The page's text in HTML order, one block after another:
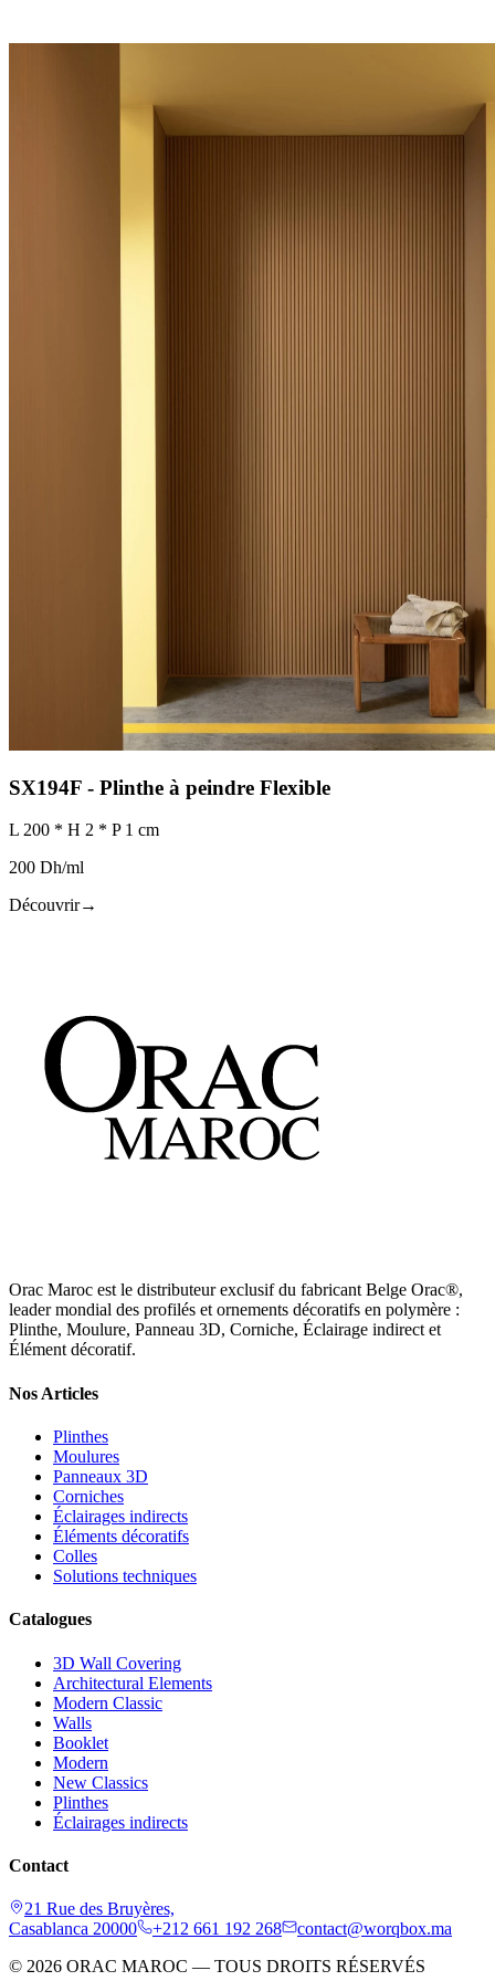
SX194F - Plinthe à peindre Flexible
L 200 * H 2 * P 1 cm
200 Dh/ml
Découvrir→
Orac Maroc est le distributeur exclusif du fabricant Belge Orac®,
leader mondial des profilés et ornements décoratifs en polymère :
Plinthe, Moulure, Panneau 3D, Corniche, Éclairage indirect et
Élément décoratif.
Nos Articles
Plinthes
Moulures
Panneaux 3D
Corniches
Éclairages indirects
Éléments décoratifs
Colles
Solutions techniques
Catalogues
3D Wall Covering
Architectural Elements
Modern Classic
Walls
Booklet
Modern
New Classics
Plinthes
Éclairages indirects
Contact
21 Rue des Bruyères,
Casablanca 20000
+212 661 192 268
contact@worqbox.ma
© 2026 ORAC MAROC — TOUS DROITS RÉSERVÉS